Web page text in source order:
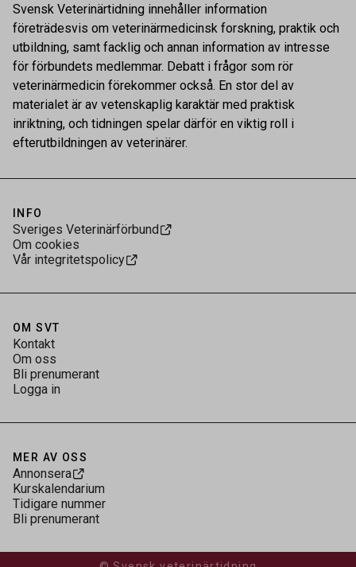
Svensk Veterinärtidning innehåller information
företrädesvis om veterinärmedicinsk forskning, praktik och
utbildning, samt facklig och annan information av intresse
för förbundets medlemmar. Debatt i frågor som rör
veterinärmedicin förekommer också. En stor del av
materialet är av vetenskaplig karaktär med praktisk
inriktning, och tidningen spelar därför en viktig roll i
efterutbildningen av veterinärer.
INFO
Sveriges Veterinärförbund
Om cookies
Vår integritetspolicy
OM SVT
Kontakt
Om oss
Bli prenumerant
Logga in
MER AV OSS
Annonsera
Kurskalendarium
Tidigare nummer
Bli prenumerant